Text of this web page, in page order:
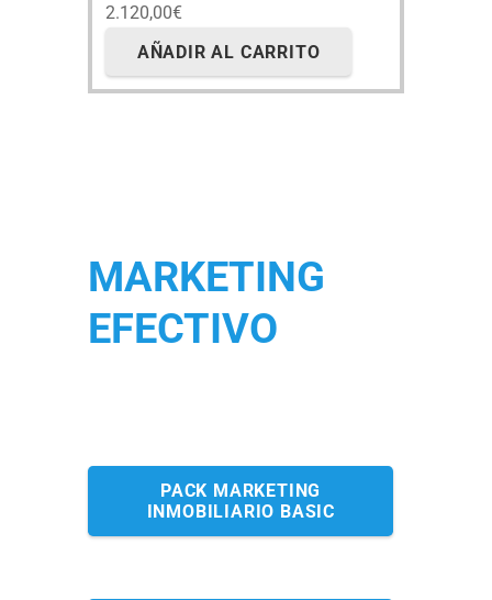
2.120,00€
AÑADIR AL CARRITO
MARKETING
EFECTIVO
PACK MARKETING
INMOBILIARIO BASIC